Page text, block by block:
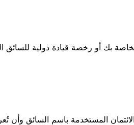
بك أو رخصة قيادة دولية
المستخدمة باسم السائق وأن